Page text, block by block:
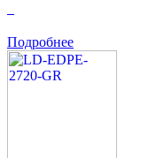
Подробнее